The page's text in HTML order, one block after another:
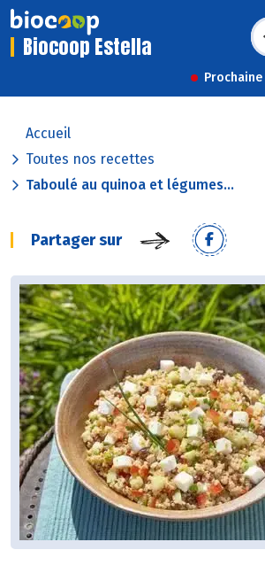
Biocoop Estella
Accueil
Toutes nos recettes
Taboulé au quinoa et légumes...
Partager sur